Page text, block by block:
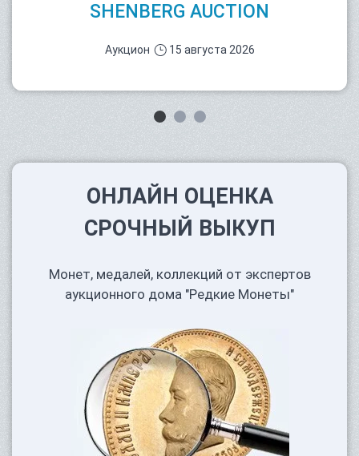
SHENBERG AUCTION
Аукцион 15 августа 2026
ОНЛАЙН ОЦЕНКА
СРОЧНЫЙ ВЫКУП
Монет, медалей, коллекций от экспертов
аукционного дома "Редкие Монеты"